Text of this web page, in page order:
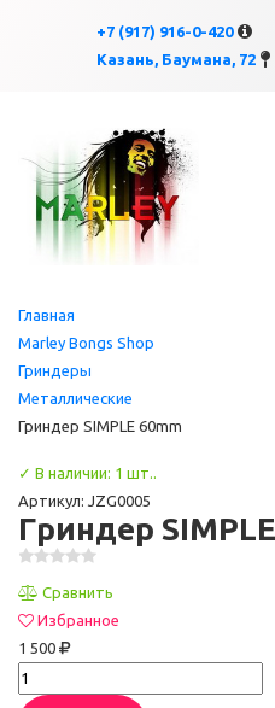
+7 (917) 916-0-420
Казань, Баумана, 72×
Главная
Marley Bongs Shop
Гриндеры
Металлические
Гриндер SIMPLE 60mm
✓ В наличии: 1 шт..
Артикул: JZG0005
Гриндер
Сравнить
Избранное
1 500